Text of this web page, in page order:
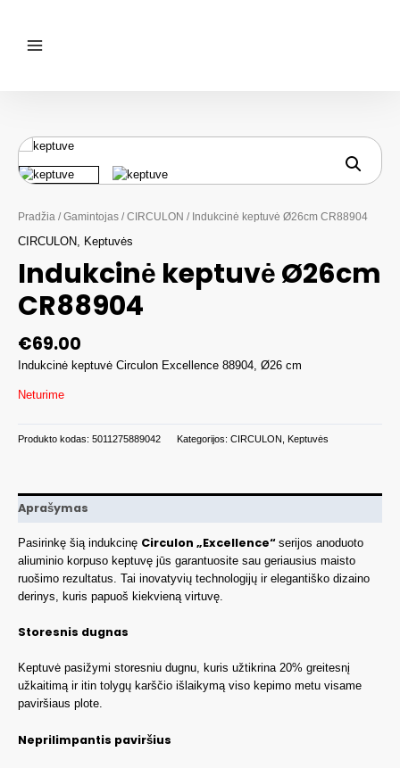
turinio
Pradžia /Gamintojas /CIRCULON / Indukcinė keptuvė Ø26cm CR88904
CIRCULON Keptuvės
Indukcinė keptuvė Ø26cm
CR88904
€69.00
Indukcinė keptuvė Circulon Excellence 88904, Ø26 cm
Neturime
Produkto kodas: 5011275889042 Kategorijos: CIRCULON Keptuvės
Aprašymas
Pasirinkę šią indukcinę Circulon „Excellence“ serijos anoduoto
aliuminio korpuso keptuvę jūs garantuosite sau geriausius maisto
ruošimo rezultatus. Tai inovatyvių technologijų ir elegantiško dizaino
derinys, kuris papuoš kiekvieną virtuvę.
Storesnis dugnas
Keptuvė pasižymi storesniu dugnu, kuris užtikrina 20% greitesnį
užkaitimą ir itin tolygų karščio išlaikymą viso kepimo metu visame
paviršiaus plote.
Neprilimpantis paviršius